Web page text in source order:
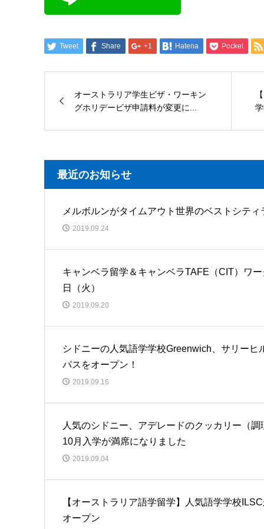
Tweet Share +1 Hatena Pocket
オーストラリア学生ビザ・ワーキン
グホリデービザ申請料が変更に...
最近のお知らせ
メルボルンがタイムアウト世界のベストシテ
2019.09.24
キャンベラ留学＆キャンベラTAFE（CIT）ワ
日（火）
2019.09.20
シドニーの人気語学学校Greenwich、サリーヒ
パスをオープン！
2019.09.16
人気のシドニー、アデレードのクッカリー（
10月入学が満席になりました
2019.09.04
【オーストラリア語学留学】人気語学学校
オープン